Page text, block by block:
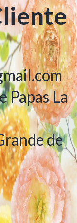
Papas La
de